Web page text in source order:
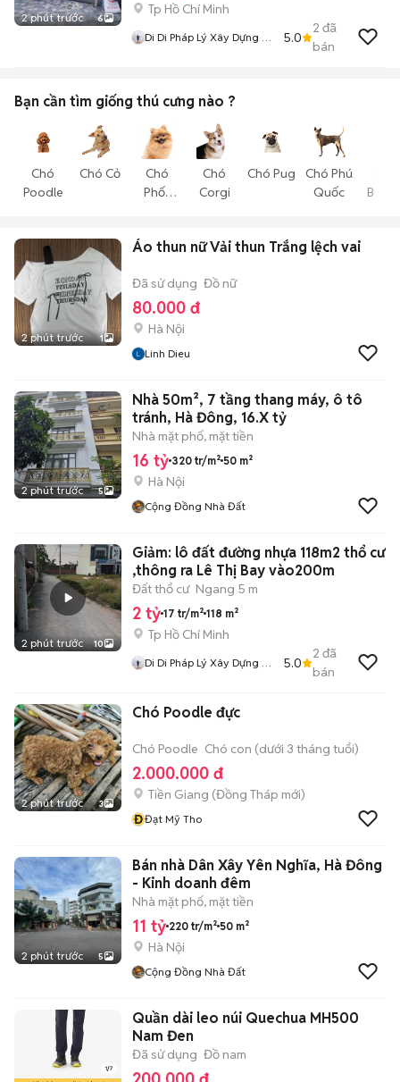
2 phút trước 6
Tp Hồ Chí Minh
Di Di Pháp Lý Xây Dựng Củ
5.0
2 đã
bán
Bạn cần tìm giống thú cưng nào ?
Chó
Poodle
Chó Cỏ
Chó
Phốc
Chó
Corgi
Chó Pug
Chó Phú
Quốc
2 phút trước 1
Áo thun nữ Vải thun Trắng lệch vai
Đã sử dụng Đồ nữ
80.000 đ
Hà Nội
Linh Dieu
2 phút trước 5
Nhà 50m², 7 tầng thang máy, ô tô
tránh, Hà Đông, 16.X tỷ
Nhà mặt phố, mặt tiền
16 tỷ 320 tr/m² 50 m²
Hà Nội
Cộng Đồng Nhà Đất
2 phút trước 10
Giảm: lô đất đường nhựa 118m2 thổ cư
,thông ra Lê Thị Bay vào200m
Đất thổ cư Ngang 5 m
2 tỷ 17 tr/m² 118 m²
Tp Hồ Chí Minh
Di Di Pháp Lý Xây Dựng Củ
5.0
2 đã
bán
2 phút trước 3
Chó Poodle đực
Chó Poodle Chó con (dưới 3 tháng tuổi)
2.000.000 đ
Tiền Giang (Đồng Tháp mới)
ĐĐạt Mỹ Tho
2 phút trước 5
Bán nhà Dân Xây Yên Nghĩa, Hà Đông
- Kinh doanh đêm
Nhà mặt phố, mặt tiền
11 tỷ 220 tr/m² 50 m²
Hà Nội
Cộng Đồng Nhà Đất
Quần dài leo núi Quechua MH500
Nam Đen
Đã sử dụng Đồ nam